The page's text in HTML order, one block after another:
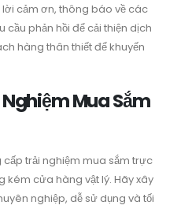
cảm ơn, thông báo về các
phản hồi để cải thiện dịch
hàng thân thiết để khuyến
Mua Sắm
trải nghiệm mua sắm trực
kém cửa hàng vật lý. Hãy xây
nghiệp, dễ sử dụng và tối